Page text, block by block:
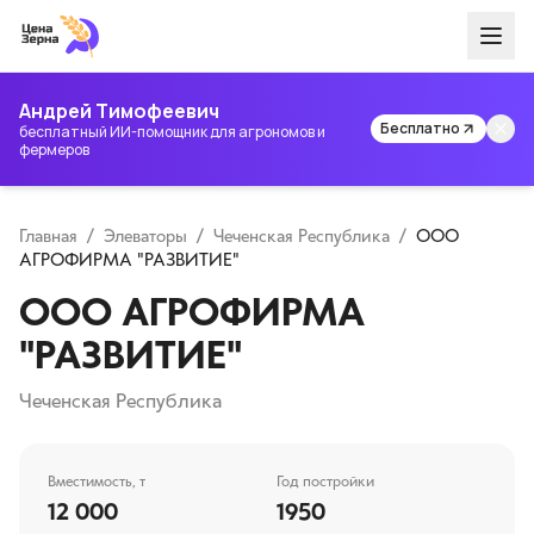
Андрей Тимофеевич
бесплатный ИИ-помощник для агрономов и
фермеров
Бесплатно
Главная / Элеваторы / Чеченская Республика / ООО
АГРОФИРМА "РАЗВИТИЕ"
ООО АГРОФИРМА
"РАЗВИТИЕ"
Чеченская Республика
Вместимость, т
12 000
Год постройки
1950